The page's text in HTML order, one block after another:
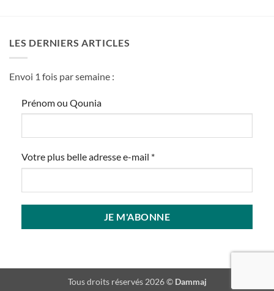
LES DERNIERS ARTICLES
Envoi 1 fois par semaine :
Prénom ou Qounia
Votre plus belle adresse e-mail *
Tous droits réservés 2026 © Dammaj